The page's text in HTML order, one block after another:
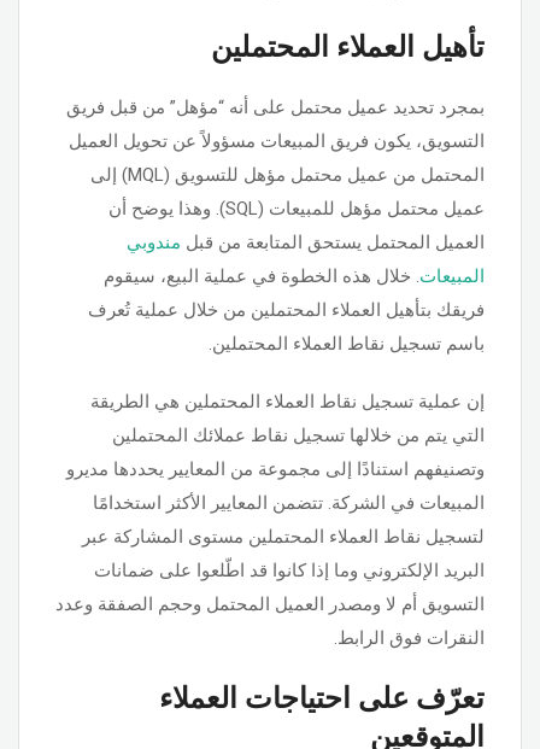
تأهيل العملاء المحتملين
بمجرد تحديد عميل محتمل على أنه “مؤهل” من قبل فريق
التسويق، يكون فريق المبيعات مسؤولاً عن تحويل العميل
المحتمل من عميل محتمل مؤهل للتسويق (MQL) إلى
عميل محتمل مؤهل للمبيعات (SQL). وهذا يوضح أن
العميل المحتمل يستحق المتابعة من قبل مندوبي
المبيعات. خلال هذه الخطوة في عملية البيع، سيقوم
فريقك بتأهيل العملاء المحتملين من خلال عملية تُعرف
باسم تسجيل نقاط العملاء المحتملين.
إن عملية تسجيل نقاط العملاء المحتملين هي الطريقة
التي يتم من خلالها تسجيل نقاط عملائك المحتملين
وتصنيفهم استنادًا إلى مجموعة من المعايير يحددها مديرو
المبيعات في الشركة. تتضمن المعايير الأكثر استخدامًا
لتسجيل نقاط العملاء المحتملين مستوى المشاركة عبر
البريد الإلكتروني وما إذا كانوا قد اطّلعوا على ضمانات
التسويق أم لا ومصدر العميل المحتمل وحجم الصفقة وعدد
النقرات فوق الرابط.
تعرّف على احتياجات العملاء
المتوقعين